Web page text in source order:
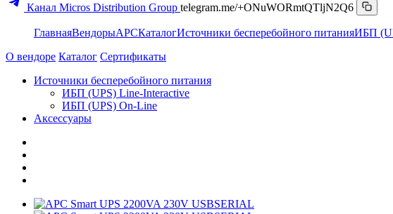
Канал Micros Distribution Group telegram.me/+ONuWORmtQTljN2Q6
ГлавнаяВендорыAPCКаталогИсточники бесперебойного питанияИБП
О вендоре Каталог Сертификаты
Источники бесперебойного питания
ИБП (UPS) Line-Interactive
ИБП (UPS) On-Line
Аксессуары